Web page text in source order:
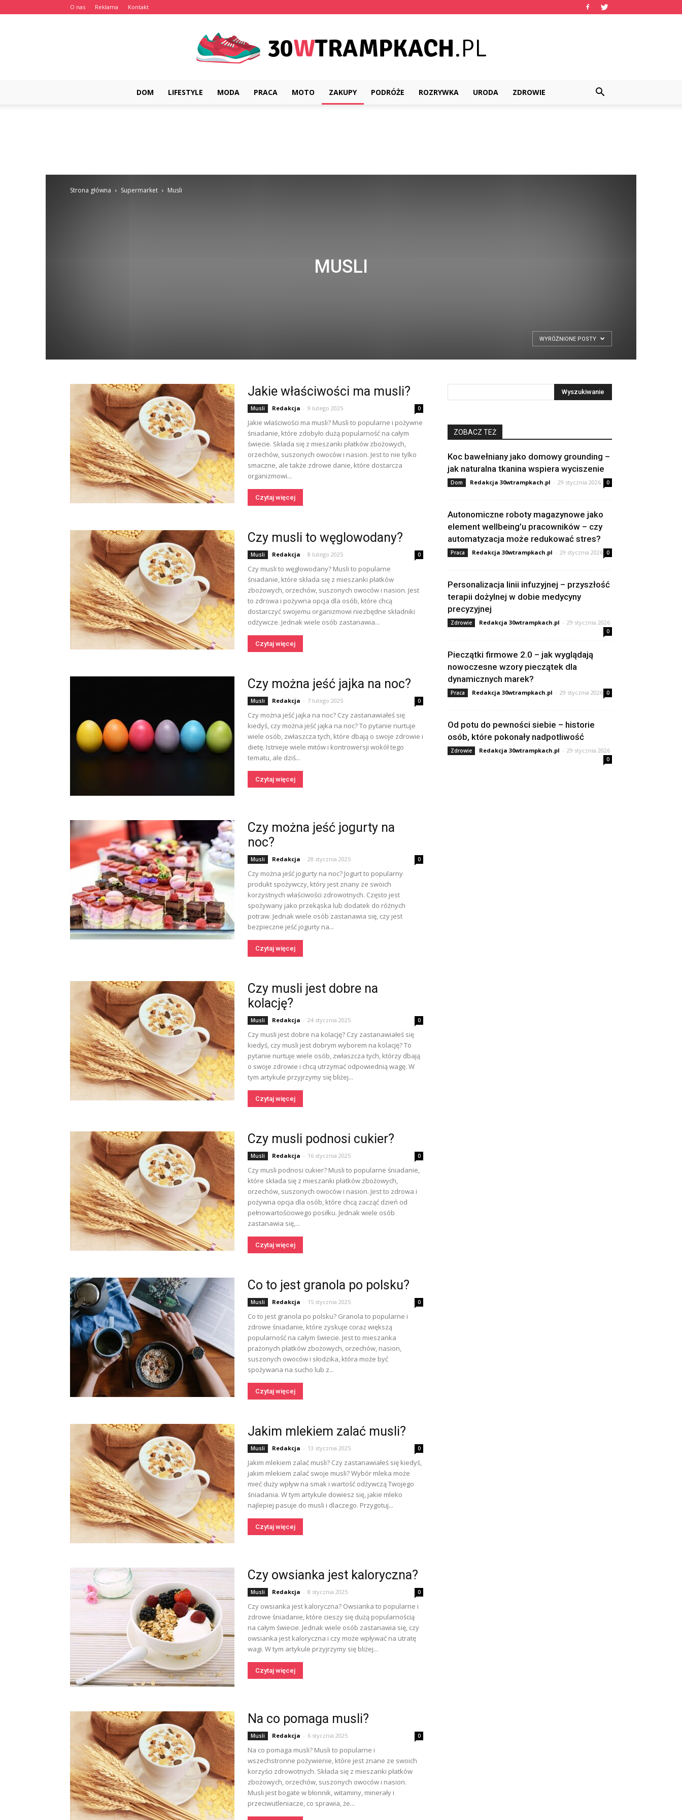
O nas Reklama Kontakt
30wtrampkach.pl
DOM LIFESTYLE MODA PRACA MOTO ZAKUPY PODRÓŻE ROZRYWKA URODA ZDROWIE
Strona główna Supermarket Musli
MUSLI
WYRÓŻNIONE POSTY
Jakie właściwości ma musli?
Musli Redakcja - 9 lutego 2025 0
Jakie właściwości ma musli? Musli to popularne i pożywne
śniadanie, które zdobyło dużą popularność na całym
świecie. Składa się z mieszanki płatków zbożowych,
orzechów, suszonych owoców i nasion. Jest to nie tylko
smaczne, ale także zdrowe danie, które dostarcza
organizmowi...
Czytaj więcej
Czy musli to węglowodany?
Musli Redakcja - 8 lutego 2025 0
Czy musli to węglowodany? Musli to popularne
śniadanie, które składa się z mieszanki płatków
zbożowych, orzechów, suszonych owoców i nasion. Jest
to zdrowa i pożywna opcja dla osób, które chcą
dostarczyć swojemu organizmowi niezbędne składniki
odżywcze. Jednak wiele osób zastanawia...
Czytaj więcej
Czy można jeść jajka na noc?
Musli Redakcja - 7 lutego 2025 0
Czy można jeść jajka na noc? Czy zastanawiałeś się
kiedyś, czy można jeść jajka na noc? To pytanie nurtuje
wiele osób, zwłaszcza tych, które dbają o swoje zdrowie i
dietę. Istnieje wiele mitów i kontrowersji wokół tego
tematu, ale dziś...
Czytaj więcej
Czy można jeść jogurty na
noc?
Musli Redakcja - 28 stycznia 2025 0
Czy można jeść jogurty na noc? Jogurt to popularny
produkt spożywczy, który jest znany ze swoich
korzystnych właściwości zdrowotnych. Często jest
spożywany jako przekąska lub dodatek do różnych
potraw. Jednak wiele osób zastanawia się, czy jest
bezpieczne jeść jogurty na...
Czytaj więcej
Czy musli jest dobre na
kolację?
Musli Redakcja - 24 stycznia 2025 0
Czy musli jest dobre na kolację? Czy zastanawiałeś się
kiedyś, czy musli jest dobrym wyborem na kolację? To
pytanie nurtuje wiele osób, zwłaszcza tych, którzy dbają
o swoje zdrowie i chcą utrzymać odpowiednią wagę. W
tym artykule przyjrzymy się bliżej...
Czytaj więcej
Czy musli podnosi cukier?
Musli Redakcja - 16 stycznia 2025 0
Czy musli podnosi cukier? Musli to popularne śniadanie,
które składa się z mieszanki płatków zbożowych,
orzechów, suszonych owoców i nasion. Jest to zdrowa i
pożywna opcja dla osób, które chcą zacząć dzień od
pełnowartościowego posiłku. Jednak wiele osób
zastanawia się,...
Czytaj więcej
Co to jest granola po polsku?
Musli Redakcja - 15 stycznia 2025 0
Co to jest granola po polsku? Granola to popularne i
zdrowe śniadanie, które zyskuje coraz większą
popularność na całym świecie. Jest to mieszanka
prażonych płatków zbożowych, orzechów, nasion,
suszonych owoców i słodzika, która może być
spożywana na sucho lub z...
Czytaj więcej
Jakim mlekiem zalać musli?
Musli Redakcja - 13 stycznia 2025 0
Jakim mlekiem zalać musli? Czy zastanawiałeś się kiedyś,
jakim mlekiem zalać swoje musli? Wybór mleka może
mieć duży wpływ na smak i wartość odżywczą Twojego
śniadania. W tym artykule dowiesz się, jakie mleko
najlepiej pasuje do musli i dlaczego. Przygotuj...
Czytaj więcej
Czy owsianka jest kaloryczna?
Musli Redakcja - 8 stycznia 2025 0
Czy owsianka jest kaloryczna? Owsianka to popularne i
zdrowe śniadanie, które cieszy się dużą popularnością
na całym świecie. Jednak wiele osób zastanawia się, czy
owsianka jest kaloryczna i czy może wpływać na utratę
wagi. W tym artykule przyjrzymy się bliżej...
Czytaj więcej
Na co pomaga musli?
Musli Redakcja - 6 stycznia 2025 0
Na co pomaga musli? Musli to popularne i
wszechstronne pożywienie, które jest znane ze swoich
korzyści zdrowotnych. Składa się z mieszanki płatków
zbożowych, orzechów, suszonych owoców i nasion.
Musli jest bogate w błonnik, witaminy, minerały i
przeciwutleniacze, co sprawia, że...
ZOBACZ TEŻ
Koc bawełniany jako domowy grounding –
jak naturalna tkanina wspiera wyciszenie
Dom Redakcja 30wtrampkach.pl - 29 stycznia 2026 0
Autonomiczne roboty magazynowe jako
element wellbeing’u pracowników – czy
automatyzacja może redukować stres?
Praca Redakcja 30wtrampkach.pl - 29 stycznia 2026 0
Personalizacja linii infuzyjnej – przyszłość
terapii dożylnej w dobie medycyny
precyzyjnej
Zdrowie Redakcja 30wtrampkach.pl - 29 stycznia 2026
0
Pieczątki firmowe 2.0 – jak wyglądają
nowoczesne wzory pieczątek dla
dynamicznych marek?
Praca Redakcja 30wtrampkach.pl - 29 stycznia 2026 0
Od potu do pewności siebie – historie
osób, które pokonały nadpotliwość
Zdrowie Redakcja 30wtrampkach.pl - 29 stycznia 2026
0